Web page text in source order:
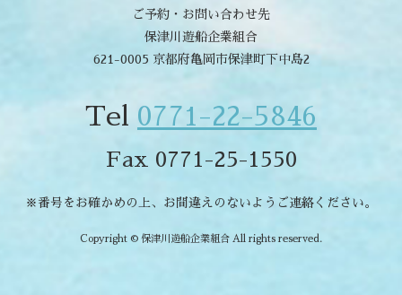
ご予約・お問い合わせ先
保津川遊船企業組合
621-0005 京都府亀岡市保津町下中島2
Tel 0771-22-5846
Fax 0771-25-1550
※番号をお確かめの上、お間違えのないようご連絡ください。
Copyright © 保津川遊船企業組合 All rights reserved.